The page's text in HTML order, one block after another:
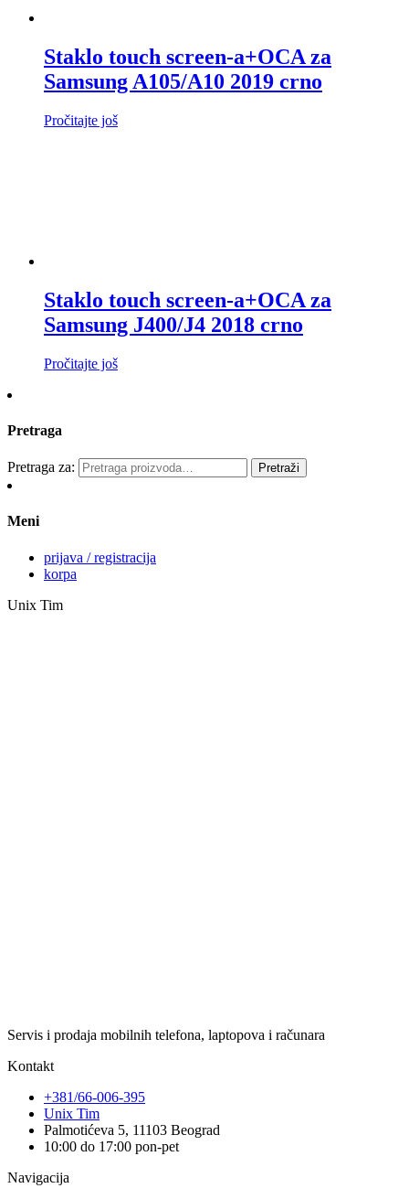
Staklo touch screen-a+OCA za
Samsung A105/A10 2019 crno
Pročitajte još
Staklo touch screen-a+OCA za
Samsung J400/J4 2018 crno
Pročitajte još
Pretraga
Pretraga za: Pretraži
Meni
prijava / registracija
korpa
Unix Tim
Servis i prodaja mobilnih telefona, laptopova i računara
Kontakt
+381/66-006-395
Unix Tim
Palmotićeva 5, 11103 Beograd
10:00 do 17:00 pon-pet
Navigacija